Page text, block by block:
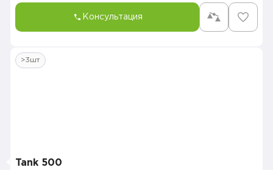
Консультация
>3шт
Tank 500